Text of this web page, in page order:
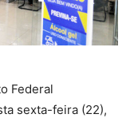
Federal
sexta-feira (22),